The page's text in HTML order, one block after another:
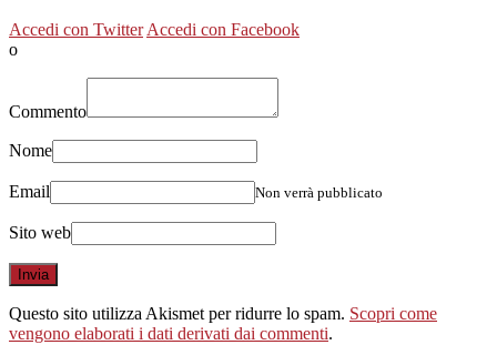
Accedi con Twitter Accedi con Facebook
o
Commento
Nome
Email Non verrà pubblicato
Sito web
Questo sito utilizza Akismet per ridurre lo spam. Scopri come
vengono elaborati i dati derivati dai commenti.